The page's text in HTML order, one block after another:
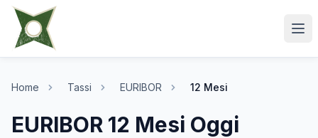
Home Tassi EURIBOR 12 Mesi
EURIBOR 12 Mesi Oggi